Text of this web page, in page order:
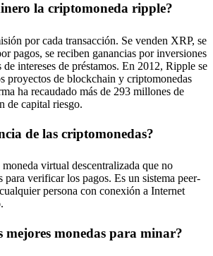
la criptomoneda ripple?
por cada transacción. Se venden XRP, se
pagos, se reciben ganancias por inversiones
intereses de préstamos. En 2012, Ripple se
proyectos de blockchain y criptomonedas
ha recaudado más de 293 millones de
de capital riesgo.
de las criptomonedas?
virtual descentralizada que no
para verificar los pagos. Es un sistema peer-
persona con conexión a Internet
mejores monedas para minar?